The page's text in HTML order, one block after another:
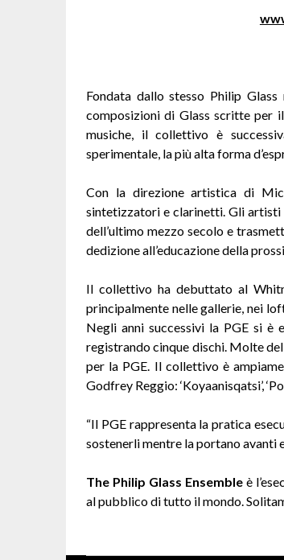
Fondata dallo stesso Philip
composizioni di Glass scritte per
musiche, il collettivo è
sperimentale, la più alta forma
Con la direzione artistica di
sintetizzatori e clarinetti. Gli artisti
dell’ultimo mezzo secolo e
dedizione all’educazione della
Il collettivo ha debuttato al
principalmente nelle gallerie, nei
Negli anni successivi la PGE si
registrando cinque dischi. Molte
per la PGE. Il collettivo è
Godfrey Reggio: ‘Koyaanisqatsi’,
“Il PGE rappresenta la pratica
sostenerli mentre la portano avanti
The Philip Glass Ensembleè
al pubblico di tutto il mondo.